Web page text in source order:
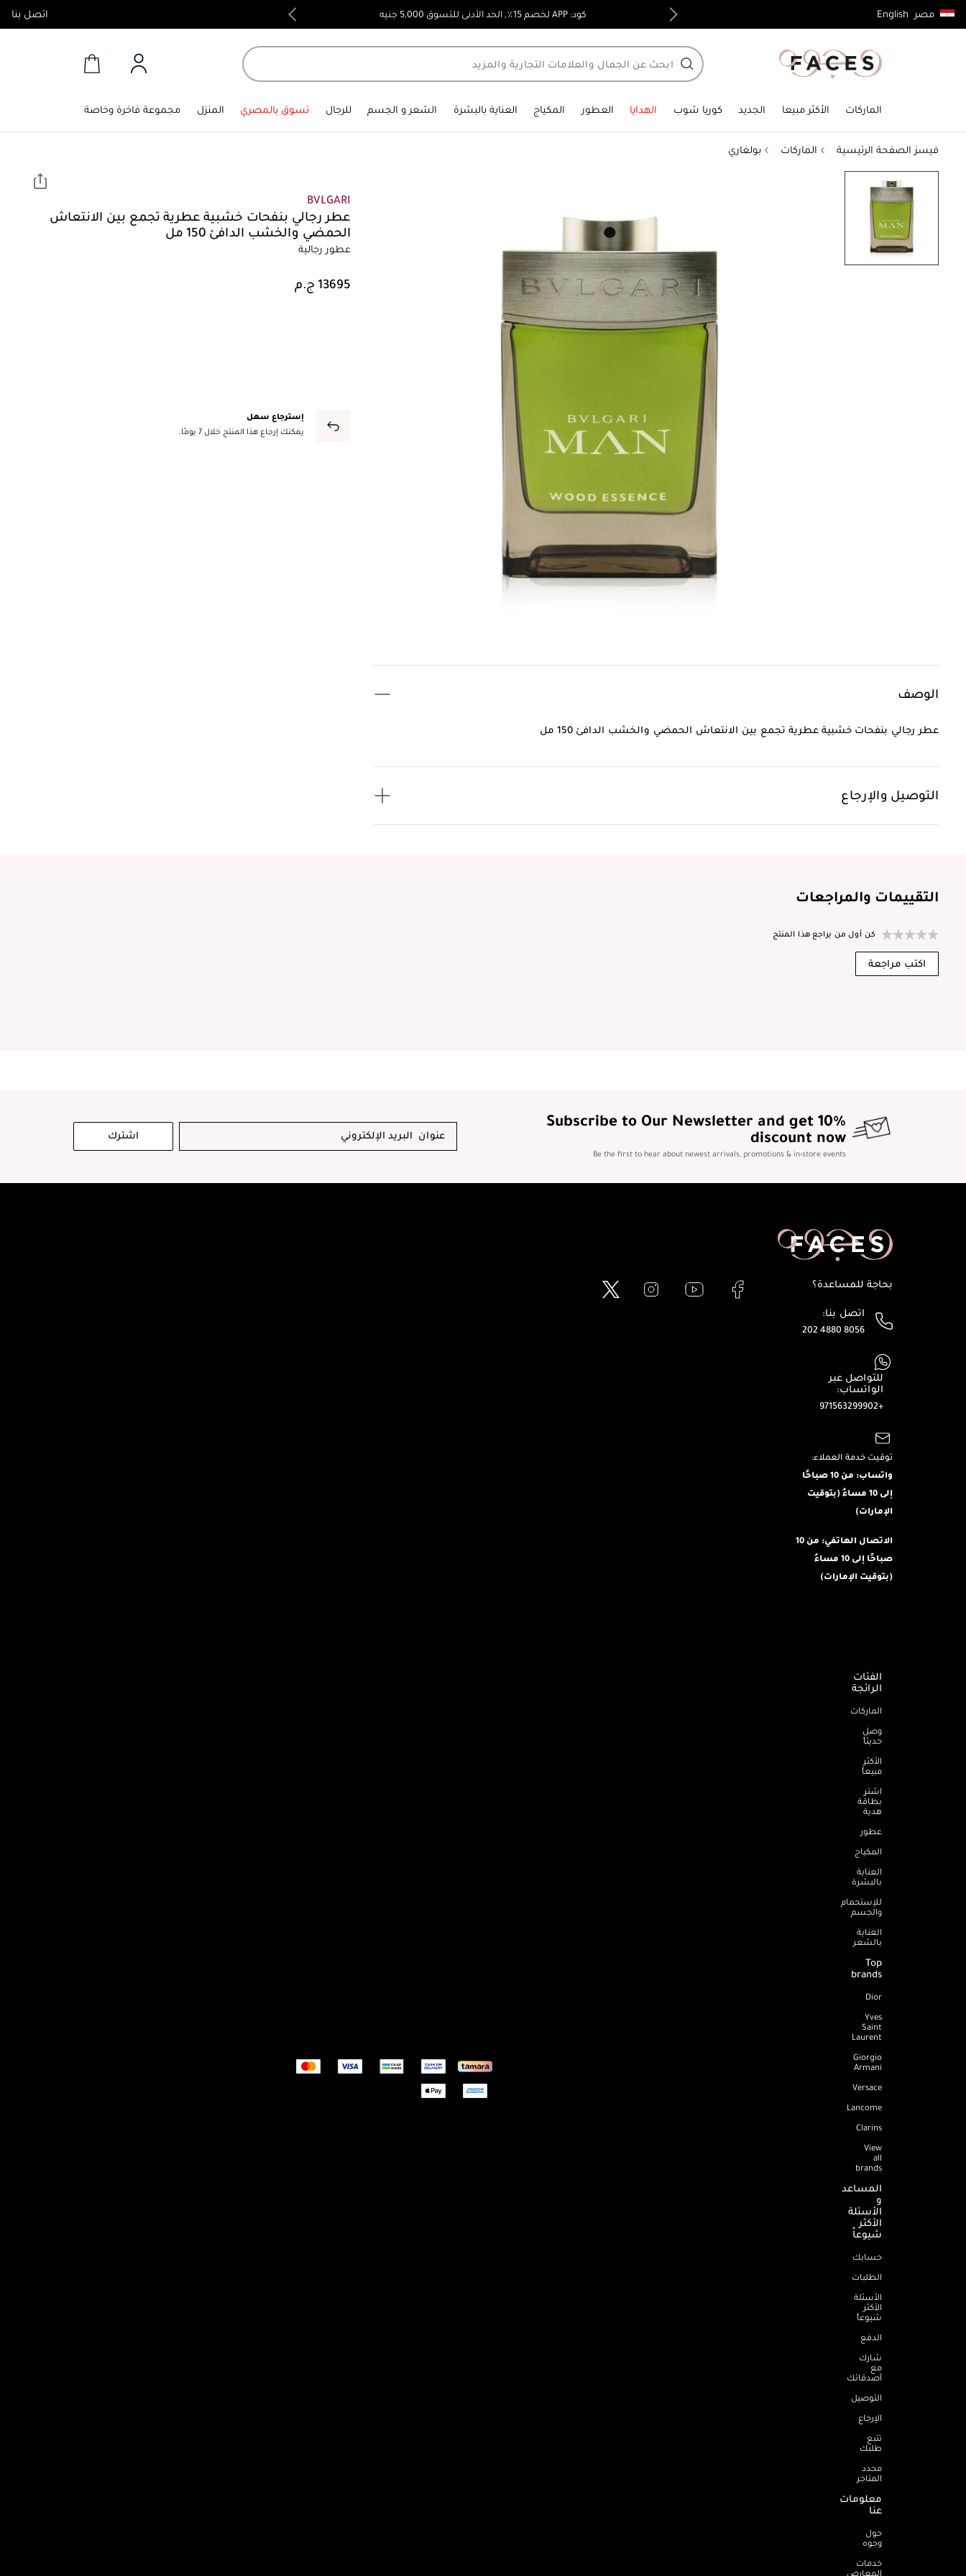
مصر English اتصل بنا كود: APP لخصم 15٪, الحد الأدنى للتسوق 5,000 جنيه توصيل مجاني لجميع الطلبات فوق 4,000ج.م
الماركات الأكثر مبيعا الجديد كوريا شوب الهدايا العطور المكياج العناية بالبشرة الشعر و الجسم للرجال تسوق بالمصري المنزل مجموعة فاخرة وخاصة
فيسز الصفحة الرئيسية الماركات بولغاري
الوصف
عطر رجالي بنفحات خشبية عطرية تجمع بين الانتعاش الحمضي والخشب الدافئ 150 مل
التوصيل والإرجاع
BVLGARI
عطر رجالي بنفحات خشبية عطرية تجمع بين الانتعاش
الحمضي والخشب الدافئ 150 مل
عطور رجالية
إسترجاع سهل
يمكنك إرجاع هذا المنتج خلال 7 يومًا.
التقييمات والمراجعات
كن أول من يراجع هذا المنتج
اكتب مراجعة
Subscribe to Our Newsletter and get 10%
discount now
Be the first to hear about newest arrivals, promotions & in-store events
اشترك
بحاجة للمساعدة؟
اتصل بنا:
202 4880 8056
للتواصل عبر
الواتساب:
+971563299902
توقيت خدمة العملاء:
واتساب: من 10 صباحًا
إلى 10 مساءُ (بتوقيت
الإمارات)
الاتصال الهاتفي: من 10
صباحًا إلى 10 مساءُ
(بتوقيت الإمارات)
الفئات
الرائجة
الماركات
وصل
حديثاً
الأكثر
مبيعاً
اشترِ
بطاقة
هدية
عطور
المكياج
العناية
بالبشرة
للإستحمام
والجسم
العناية
بالشعر
Top
brands
Dior
Yves
Saint
Laurent
Giorgio
Armani
Versace
Lancome
Clarins
View
all
brands
المساعد
و
الأسئلة
الأكثر
شيوعاً
حسابك
الطلبات
الأسئلة
الأكثر
شيوعاً
الدفع
شارك
مع
أصدقائك
التوصيل
الإرجاع
تتبع
طلبك
محدد
المتاجر
معلومات
عنا
حول
وجوه
خدمات
المعارض